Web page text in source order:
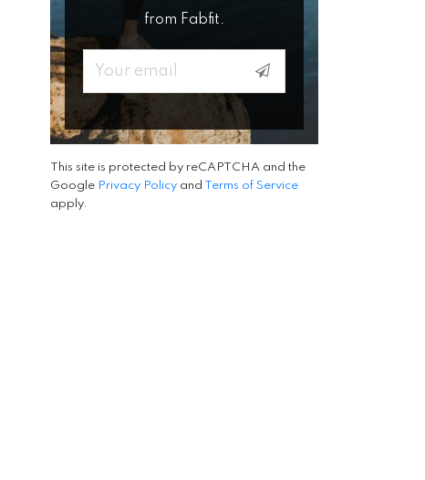
from Fabfit.
Email
This site is protected by reCAPTCHA and the
Google Privacy Policy and
Terms of Service
apply.